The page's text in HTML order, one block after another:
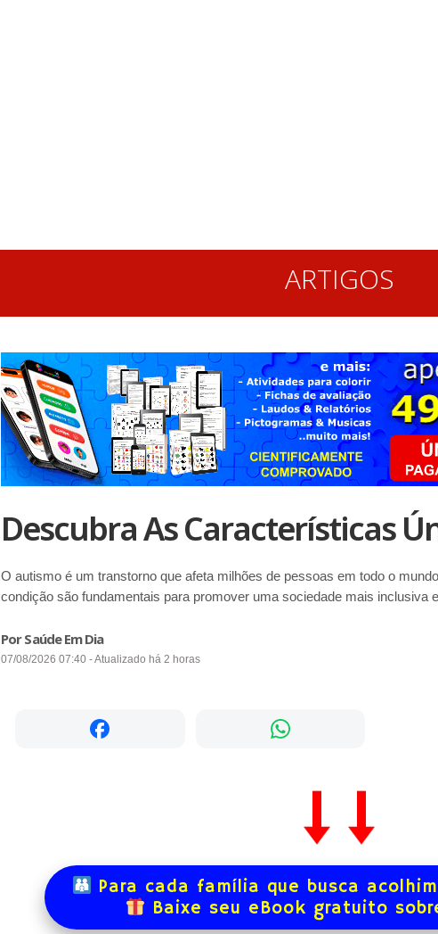
ARTIGOS
Descubra As Características
O autismo é um transtorno que afeta milhões de pessoas em todo o
condição são fundamentais para promover uma sociedade mais inclusiva
Por Saúde Em Dia
07/08/2026 07:40 - Atualizado há 2 horas
Para cada família que busca
Baixe seu eBook gratuito